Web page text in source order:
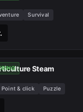
Survival
Steam
Point & click Puzzle